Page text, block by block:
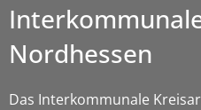
Nordhessen
Das Interkommunale